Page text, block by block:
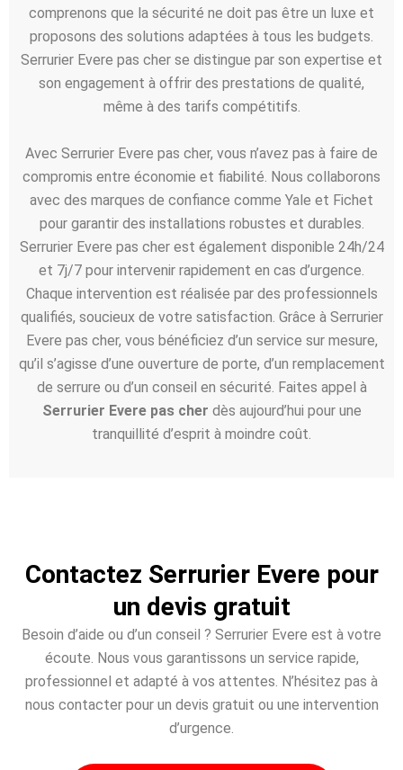
comprenons que la sécurité ne doit pas être un luxe et
proposons des solutions adaptées à tous les budgets.
Serrurier Evere pas cher se distingue par son expertise et
son engagement à offrir des prestations de qualité,
même à des tarifs compétitifs.
Avec Serrurier Evere pas cher, vous n’avez pas à faire de
compromis entre économie et fiabilité. Nous collaborons
avec des marques de confiance comme Yale et Fichet
pour garantir des installations robustes et durables.
Serrurier Evere pas cher est également disponible 24h/24
et 7j/7 pour intervenir rapidement en cas d’urgence.
Chaque intervention est réalisée par des professionnels
qualifiés, soucieux de votre satisfaction. Grâce à Serrurier
Evere pas cher, vous bénéficiez d’un service sur mesure,
qu’il s’agisse d’une ouverture de porte, d’un remplacement
de serrure ou d’un conseil en sécurité. Faites appel à
Serrurier Evere pas cher dès aujourd’hui pour une
tranquillité d’esprit à moindre coût.
Contactez Serrurier Evere pour
un devis gratuit
Besoin d’aide ou d’un conseil ? Serrurier Evere est à votre
écoute. Nous vous garantissons un service rapide,
professionnel et adapté à vos attentes. N’hésitez pas à
nous contacter pour un devis gratuit ou une intervention
d’urgence.